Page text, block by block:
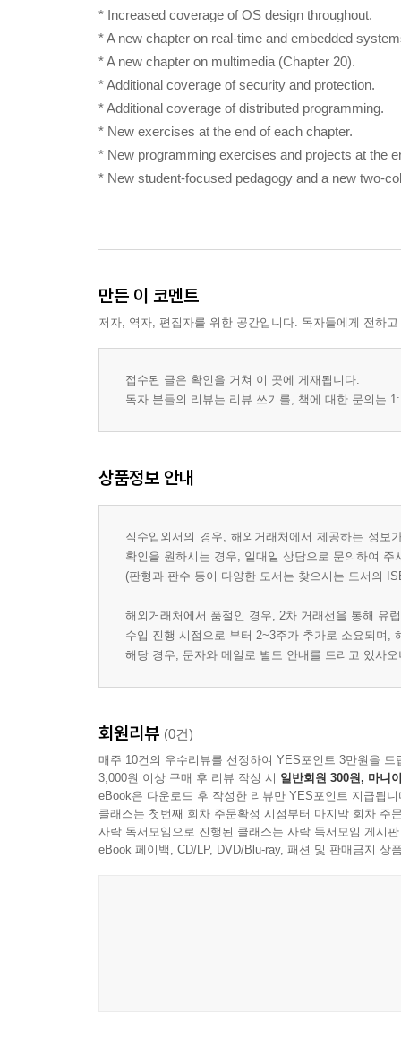
* Increased coverage of OS design throughout.
* A new chapter on real-time and embedded
* A new chapter on multimedia (Chapter 20).
* Additional coverage of security and protection.
* Additional coverage of distributed programming.
* New exercises at the end of each chapter.
* New programming exercises and projects at the
* New student-focused pedagogy and a new two-
만든 이 코멘트
저자, 역자, 편집자를 위한 공간입니다. 독자들에게 전하
접수된 글은 확인을 거쳐 이 곳에 게재됩니다.
독자 분들의 리뷰는 리뷰 쓰기를, 책에 대한 문의는
상품정보 안내
직수입외서의 경우, 해외거래처에서 제공하는 정
확인을 원하시는 경우, 일대일 상담으로 문의하여 주
(판형과 판수 등이 다양한 도서는 찾으시는 도서의
해외거래처에서 품절인 경우, 2차 거래선을 통해 유
수입 진행 시점으로 부터 2~3주가 추가로 소요되며,
해당 경우, 문자와 메일로 별도 안내를 드리고 있사
회원리뷰 (0건)
매주 10건의 우수리뷰를 선정하여 YES포인트 3만원을 드
3,000원 이상 구매 후 리뷰 작성 시 일반회원 300원, 마니
eBook은 다운로드 후 작성한 리뷰만 YES포인트 지급됩니
클래스는 첫번째 회차 주문확정 시점부터 마지막 회차 주
사락 독서모임으로 진행된 클래스는 사락 독서모임 게시
eBook 페이백, CD/LP, DVD/Blu-ray, 패션 및 판매금지 상